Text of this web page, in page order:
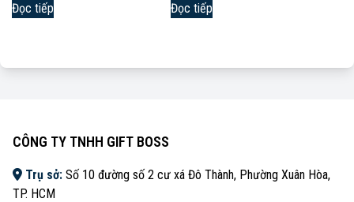
Đọc tiếp Đọc tiếp
CÔNG TY TNHH GIFT BOSS
Trụ sở: Số 10 đường số 2 cư xá Đô Thành, Phường Xuân Hòa,
TP. HCM